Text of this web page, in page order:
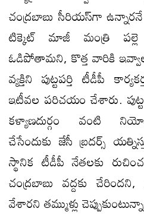
చంద్రబాబు సీరియస్‌గా ఉన్నారనే
టిక్కెట్‌ మాజీ మంత్రి పల్లె
ఓడిపోతామని, కొత్త వారికి
వ్యక్తిని పుట్టపర్తి టీడీపీ
ఇటీవల పరిచయం చేశారు.
కళ్యాణదుర్గం వంటి
చేసేందుకు జేసీ బ్రదర్స్‌
స్థానిక టీడీపీ నేతలకు
చంద్రబాబు వద్దకు
వేశారని తమ్ముళ్లు